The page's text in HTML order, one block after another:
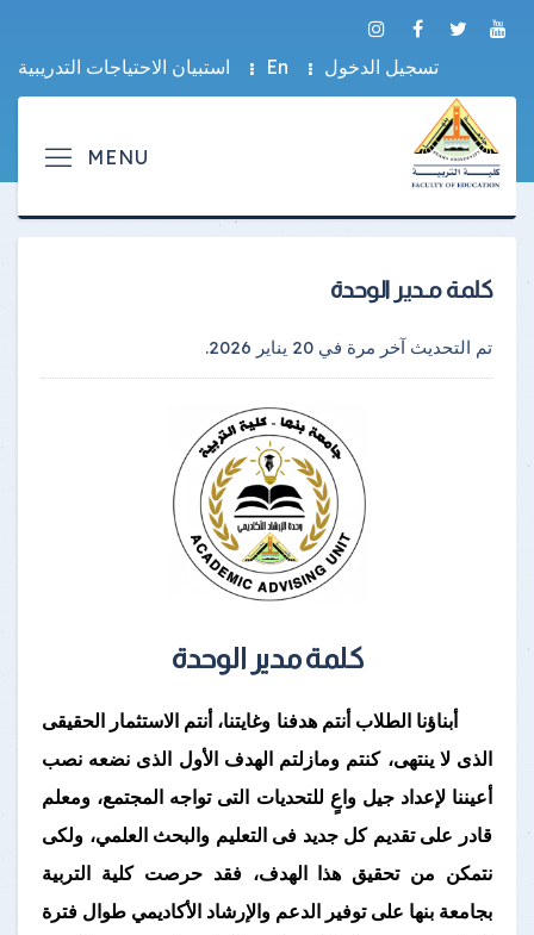
تسجيل الدخول En استبيان الاحتياجات التدريبية
كلمة مـدير الوحدة
تم التحديث آخر مرة في 20 يناير 2026 .
كلمة مدير الوحدة
أبناؤنا الطلاب أنتم هدفنا وغايتنا، أنتم الاستثمار الحقيقى
الذى لا ينتهى، كنتم ومازلتم الهدف الأول الذى نضعه نصب
أعيننا لإعداد جيل واعٍ للتحديات التى تواجه المجتمع، ومعلم
قادر على تقديم كل جديد فى التعليم والبحث العلمي، ولكى
نتمكن من تحقيق هذا الهدف، فقد حرصت كلية التربية
بجامعة بنها على توفير الدعم والإرشاد الأكاديمي طوال فترة